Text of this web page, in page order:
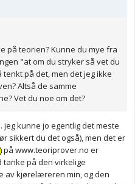
på teorien? Kunne du mye fra
"at om du stryker så vet du
på det, men det jeg ikke
Altså de samme
Vet du noe om det?
jeg kunne jo egentlig det meste
sikkert du det også), men det er
på www.teoriprover.no er
tanke på den virkelige
av kjørelæreren min, og den